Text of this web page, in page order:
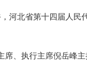
河北省第十四届人民
、执行主席倪岳峰主